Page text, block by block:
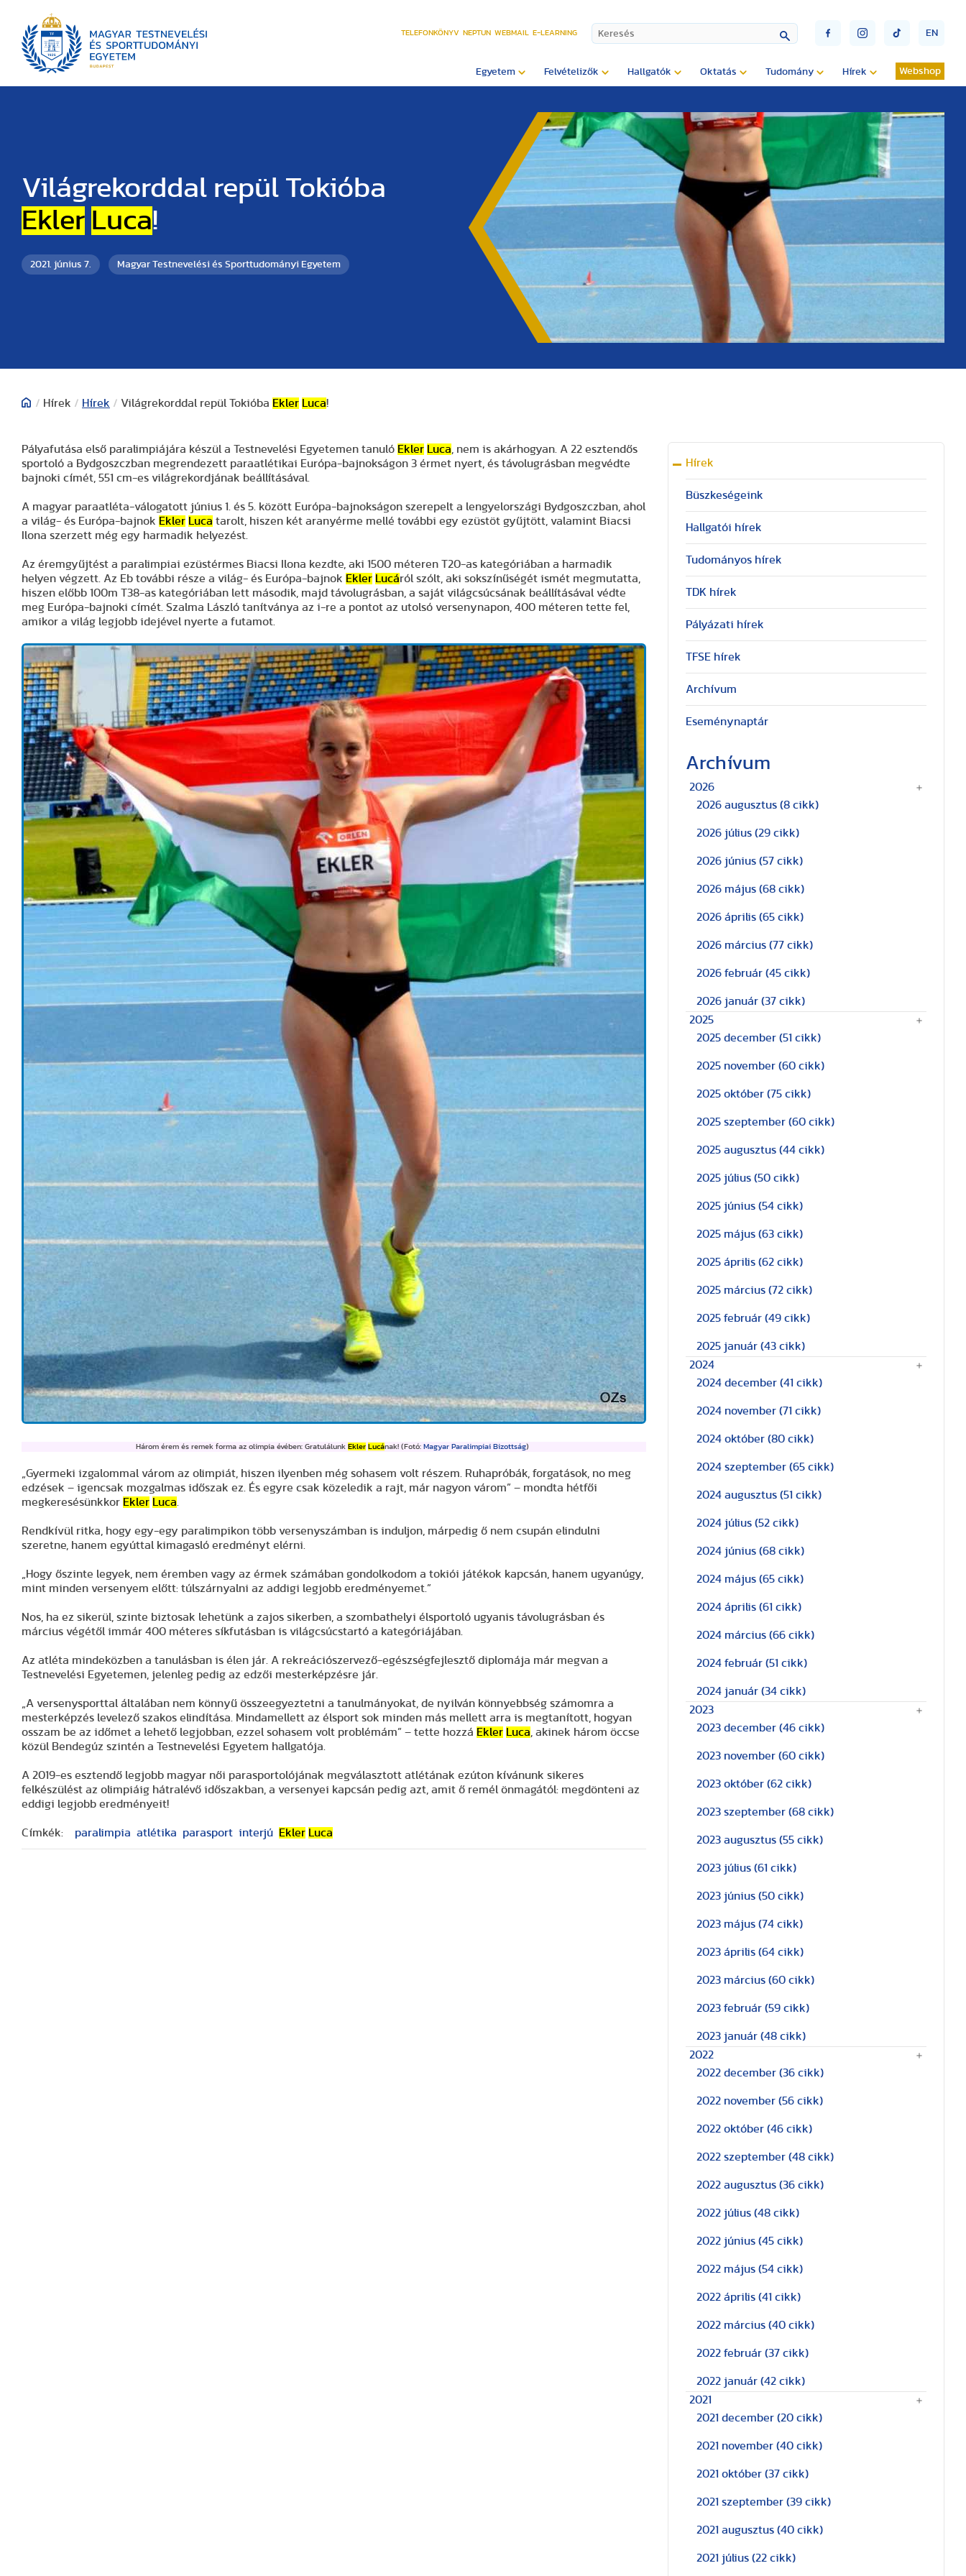
TELEFONKÖNYV NEPTUN WEBMAIL E-LEARNING EN
Egyetem Felvételizők Hallgatók Oktatás Tudomány Hírek Webshop
Világrekorddal repül Tokióba
Ekler Luca!
2021. június 7. Magyar Testnevelési és Sporttudományi Egyetem
/ Hírek / Hírek / Világrekorddal repül Tokióba Ekler Luca!
Pályafutása első paralimpiájára készül a Testnevelési Egyetemen tanuló Ekler Luca , nem is akárhogyan. A 22 esztendős
sportoló a Bydgoszczban megrendezett paraatlétikai Európa-bajnokságon 3 érmet nyert, és távolugrásban megvédte
bajnoki címét, 551 cm-es világrekordjának beállításával.
A magyar paraatléta-válogatott június 1. és 5. között Európa-bajnokságon szerepelt a lengyelországi Bydgoszczban, ahol
a világ- és Európa-bajnok Ekler Luca tarolt, hiszen két aranyérme mellé további egy ezüstöt gyűjtött, valamint Biacsi
Ilona szerzett még egy harmadik helyezést.
Az éremgyűjtést a paralimpiai ezüstérmes Biacsi Ilona kezdte, aki 1500 méteren T20-as kategóriában a harmadik
helyen végzett. Az Eb további része a világ- és Európa-bajnok Ekler Lucáról szólt, aki sokszínűségét ismét megmutatta,
hiszen előbb 100m T38-as kategóriában lett második, majd távolugrásban, a saját világcsúcsának beállításával védte
meg Európa-bajnoki címét. Szalma László tanítványa az i-re a pontot az utolsó versenynapon, 400 méteren tette fel,
amikor a világ legjobb idejével nyerte a futamot.
Három érem és remek forma az olimpia évében: GratulálunkEkler Lucának! (Fotó:Magyar Paralimpiai Bizottság)
„Gyermeki izgalommal várom az olimpiát, hiszen ilyenben még sohasem volt részem. Ruhapróbák, forgatások, no meg
edzések – igencsak mozgalmas időszak ez. És egyre csak közeledik a rajt, már nagyon várom” – mondta hétfői
megkeresésünkkor Ekler Luca
Rendkívül ritka, hogy egy-egy paralimpikon több versenyszámban is induljon, márpedig ő nem csupán elindulni
szeretne, hanem egyúttal kimagasló eredményt elérni.
„Hogy őszinte legyek, nem éremben vagy az érmek számában gondolkodom a tokiói játékok kapcsán, hanem ugyanúgy,
mint minden versenyem előtt: túlszárnyalni az addigi legjobb eredményemet.”
Nos, ha ez sikerül, szinte biztosak lehetünk a zajos sikerben, a szombathelyi élsportoló ugyanis távolugrásban és
március végétől immár 400 méteres síkfutásban is világcsúcstartó a kategóriájában.
Az atléta mindeközben a tanulásban is élen jár. A rekreációszervező-egészségfejlesztő diplomája már megvan a
Testnevelési Egyetemen, jelenleg pedig az edzői mesterképzésre jár.
„A versenysporttal általában nem könnyű összeegyeztetni a tanulmányokat, de nyilván könnyebbség számomra a
mesterképzés levelező szakos elindítása. Mindamellett az élsport sok minden más mellett arra is megtanított, hogyan
osszam be az időmet a lehető legjobban, ezzel sohasem volt problémám” – tette hozzá Ekler Luca , akinek három öccse
közül Bendegúz szintén a Testnevelési Egyetem hallgatója.
A 2019-es esztendő legjobb magyar női parasportolójának megválasztott atlétának ezúton kívánunk sikeres
felkészülést az olimpiáig hátralévő időszakban, a versenyei kapcsán pedig azt, amit ő remél önmagától: megdönteni az
eddigi legjobb eredményeit!
Címkék: paralimpia atlétika parasport interjú Ekler Luca
Hírek
Büszkeségeink
Hallgatói hírek
Tudományos hírek
TDK hírek
Pályázati hírek
TFSE hírek
Archívum
Eseménynaptár
Archívum
2026
2026 augusztus (8 cikk)
2026 július (29 cikk)
2026 június (57 cikk)
2026 május (68 cikk)
2026 április (65 cikk)
2026 március (77 cikk)
2026 február (45 cikk)
2026 január (37 cikk)
2025
2025 december (51 cikk)
2025 november (60 cikk)
2025 október (75 cikk)
2025 szeptember (60 cikk)
2025 augusztus (44 cikk)
2025 július (50 cikk)
2025 június (54 cikk)
2025 május (63 cikk)
2025 április (62 cikk)
2025 március (72 cikk)
2025 február (49 cikk)
2025 január (43 cikk)
2024
2024 december (41 cikk)
2024 november (71 cikk)
2024 október (80 cikk)
2024 szeptember (65 cikk)
2024 augusztus (51 cikk)
2024 július (52 cikk)
2024 június (68 cikk)
2024 május (65 cikk)
2024 április (61 cikk)
2024 március (66 cikk)
2024 február (51 cikk)
2024 január (34 cikk)
2023
2023 december (46 cikk)
2023 november (60 cikk)
2023 október (62 cikk)
2023 szeptember (68 cikk)
2023 augusztus (55 cikk)
2023 július (61 cikk)
2023 június (50 cikk)
2023 május (74 cikk)
2023 április (64 cikk)
2023 március (60 cikk)
2023 február (59 cikk)
2023 január (48 cikk)
2022
2022 december (36 cikk)
2022 november (56 cikk)
2022 október (46 cikk)
2022 szeptember (48 cikk)
2022 augusztus (36 cikk)
2022 július (48 cikk)
2022 június (45 cikk)
2022 május (54 cikk)
2022 április (41 cikk)
2022 március (40 cikk)
2022 február (37 cikk)
2022 január (42 cikk)
2021
2021 december (20 cikk)
2021 november (40 cikk)
2021 október (37 cikk)
2021 szeptember (39 cikk)
2021 augusztus (40 cikk)
2021 július (22 cikk)